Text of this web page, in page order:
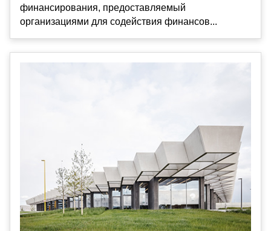
финансирования, предоставляемый
организациями для содействия финансов...